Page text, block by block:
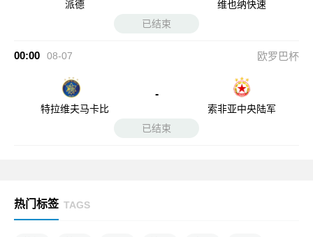
派德
维也纳快速
已结束
00:00 08-07 欧罗巴杯
特拉维夫马卡比
-
索非亚中央陆军
已结束
热门标签 TAGS